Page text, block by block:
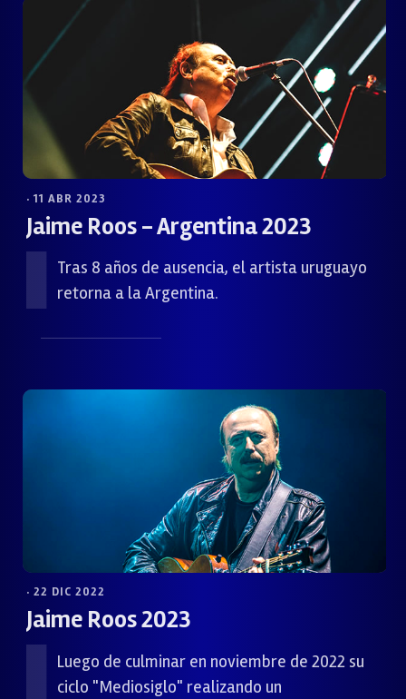
· 11 ABR 2023
Jaime Roos - Argentina 2023
Tras 8 años de ausencia, el artista uruguayo
retorna a la Argentina.
· 22 DIC 2022
Jaime Roos 2023
Luego de culminar en noviembre de 2022 su
ciclo "Mediosiglo" realizando un